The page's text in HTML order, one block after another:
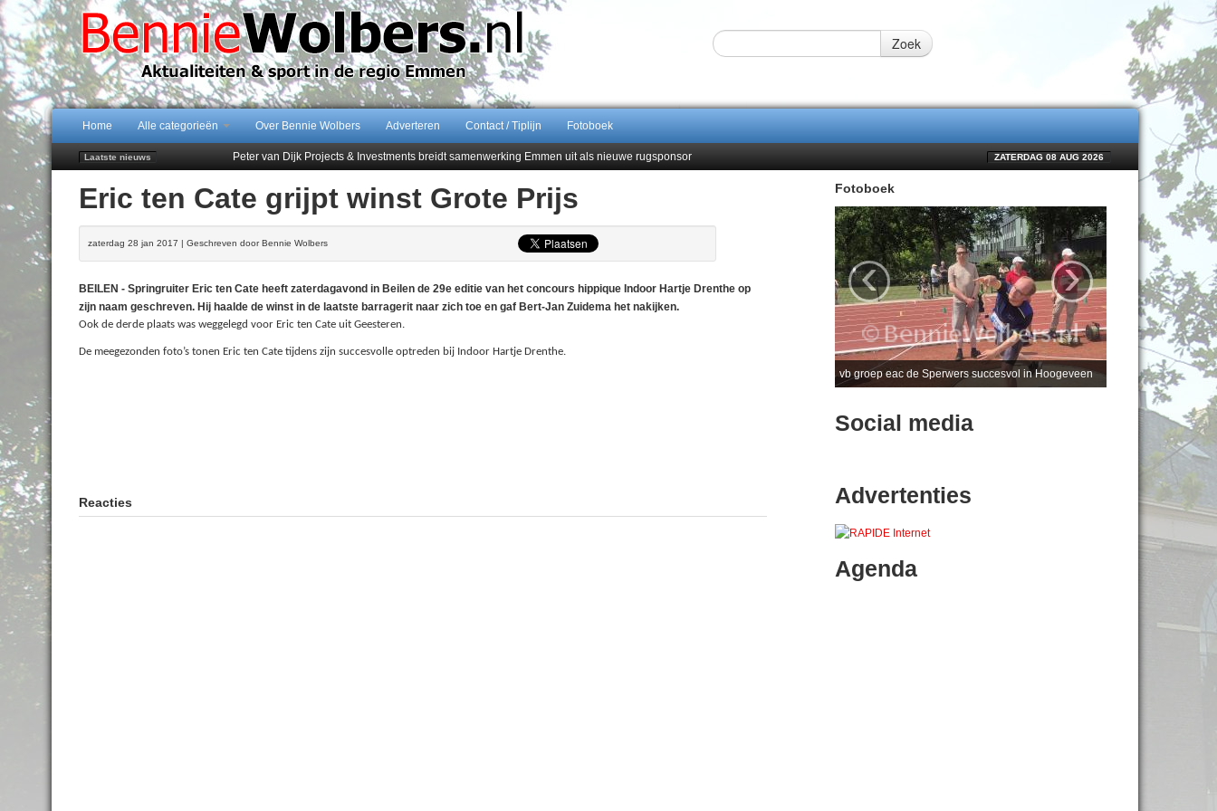
Zoek
Home Alle categorieën Over Bennie Wolbers Adverteren Contact / Tiplijn Fotoboek
Laatste nieuws
Peter van Dijk Projects & Investments breidt samenwerking Emmen uit als nieuwe rugsponsor
102 kaarsen voor eeuwling Mieke Sijbom-Maatje
Emmen wint op Open Dag overtuigend van Almere City
Treffer van Quispel bezorgt FC Emmen droomstart
ZATERDAG 08 AUG 2026
Eric ten Cate grijpt winst Grote Prijs
zaterdag 28 jan 2017 | Geschreven door Bennie Wolbers
BEILEN - Springruiter Eric ten Cate heeft zaterdagavond in Beilen de 29e editie van het concours hippique Indoor Hartje Drenthe op
zijn naam geschreven. Hij haalde de winst in de laatste barragerit naar zich toe en gaf Bert-Jan Zuidema het nakijken.
Ook de derde plaats was weggelegd voor Eric ten Cate uit Geesteren.
De meegezonden foto’s tonen Eric ten Cate tijdens zijn succesvolle optreden bij Indoor Hartje Drenthe.
Reacties
Fotoboek
vb groep eac de Sperwers succesvol in Hoogeveen
‹ ›
Social media
Advertenties
Agenda